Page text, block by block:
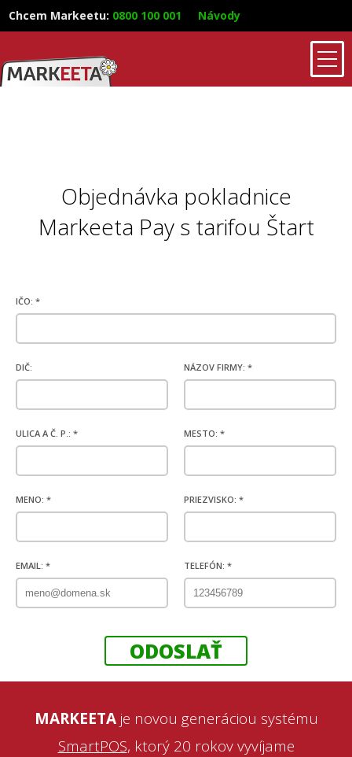
Chcem Markeetu: 0800 100 001 Návody
Objednávka pokladnice
Markeeta Pay s tarifou Štart
IČO: *
DIČ: NÁZOV FIRMY: *
ULICA A Č. P.: * MESTO: *
MENO: * PRIEZVISKO: *
EMAIL: * TELEFÓN: *
MARKEETAje novou generáciou systému
SmartPOS, ktorý 20 rokov vyvíjame